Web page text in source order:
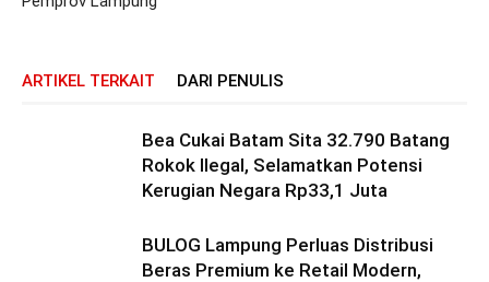
ARTIKEL TERKAIT DARI PENULIS
Bea Cukai Batam Sita 32.790 Batang
Rokok Ilegal, Selamatkan Potensi
Kerugian Negara Rp33,1 Juta
BULOG Lampung Perluas Distribusi
Beras Premium ke Retail Modern,